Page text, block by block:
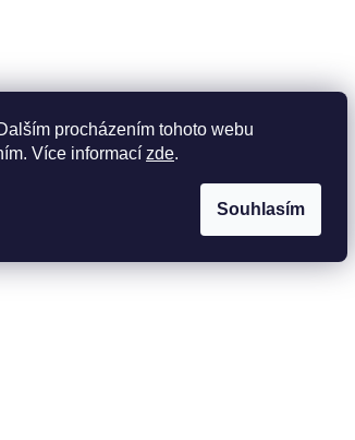
procházením tohoto webu
Více informací zde.
Souhlasím
KÓD:ZPOM091C-46-0002